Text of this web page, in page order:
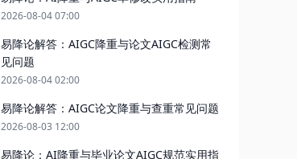
2026-08-04 07:00
易降论解答：AIGC降重与论文AIGC检测常
见问题
2026-08-04 02:00
易降论解答：AIGC论文降重与查重常见问题
2026-08-03 12:00
易降论：AI降重与毕业论文AIGC规范实用指